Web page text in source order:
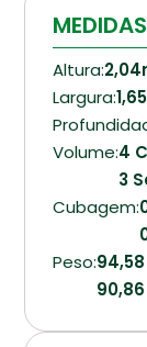
MEDIDAS
Altura:
Largura:
Volume:4
3
Cubagem:
Peso: